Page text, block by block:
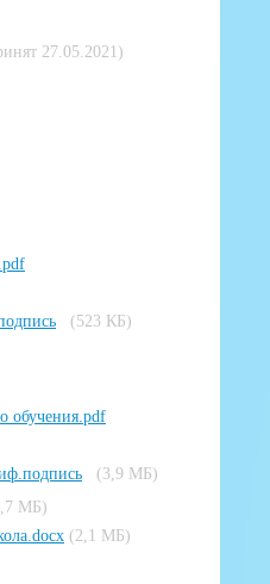
27.05.2021)
(523 КБ)
обучения.pdf
(3,9 МБ)
МБ)
(2,1 МБ)